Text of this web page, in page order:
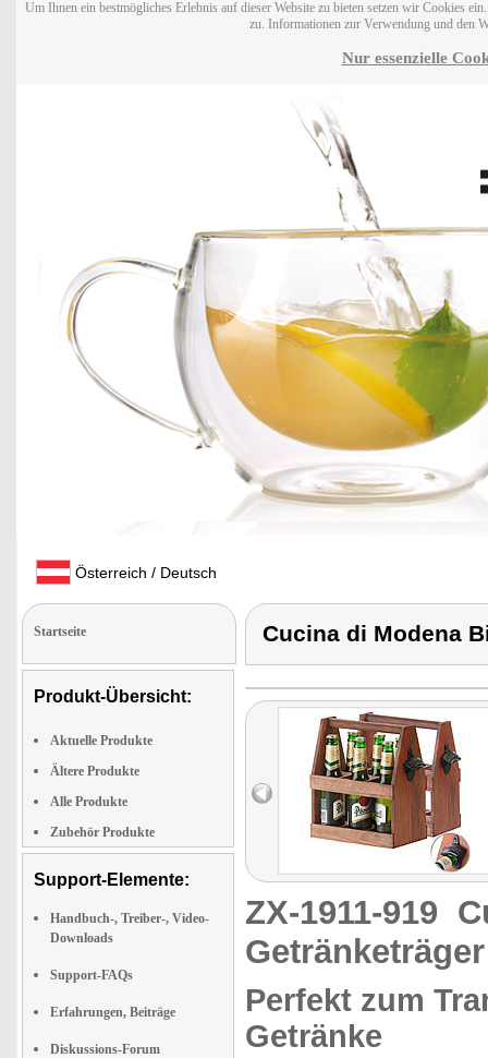
Um Ihnen ein bestmögliches Erlebnis auf dieser Website zu bieten setzen wir Cookies
zu. Informationen zur Verwendung und den
Nur essenzielle
Österreich / Deutsch
Startseite
Produkt-Übersicht:
Aktuelle Produkte
Ältere Produkte
Alle Produkte
Zubehör Produkte
Support-Elemente:
Handbuch-, Treiber-, Video-
Downloads
Support-FAQs
Erfahrungen, Beiträge
Diskussions-Forum
Cucina di Modena
ZX-1911-919
Getränketräger
Perfekt zum
Getränke